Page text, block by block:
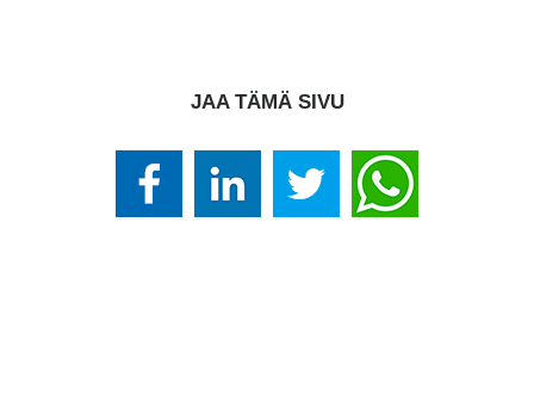
JAA TÄMÄ SIVU